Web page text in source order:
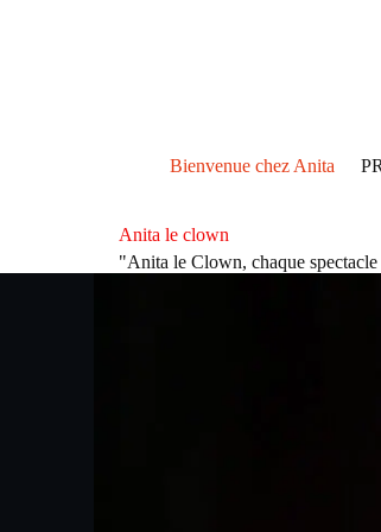
Anita le clown
"Anita le Clown, chaque
Bienvenue chez Anita